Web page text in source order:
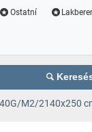
Ostatní
M2/2140x250